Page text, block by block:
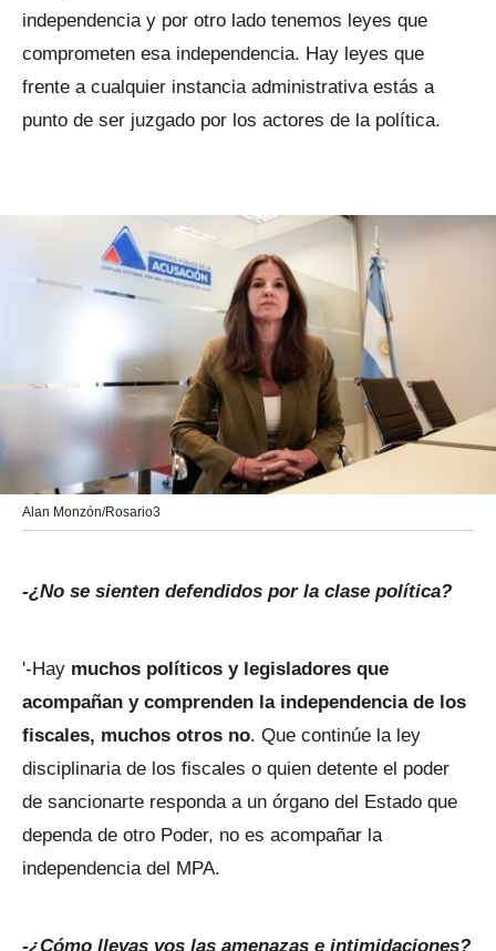
independencia y por otro lado tenemos leyes que
comprometen esa independencia. Hay leyes que
frente a cualquier instancia administrativa estás a
punto de ser juzgado por los actores de la política.
Alan Monzón/Rosario3
-¿No se sienten defendidos por la clase política?
'-Hay muchos políticos y legisladores que
acompañan y comprenden la independencia de los
fiscales, muchos otros no. Que continúe la ley
disciplinaria de los fiscales o quien detente el poder
de sancionarte responda a un órgano del Estado que
dependa de otro Poder, no es acompañar la
independencia del MPA.
-¿Cómo llevas vos las amenazas e intimidaciones?